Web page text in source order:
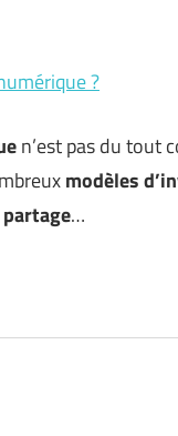
?
n’est pas du tout
modèles
…